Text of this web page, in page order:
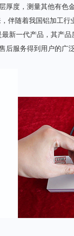
度，测量其他有色
随着我国铝加工行
新一代产品，其产
后服务得到用户的